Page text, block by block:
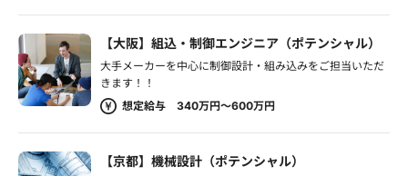
【大阪】組込・制御エンジニア（ポテンシャル）
大手メーカーを中心に制御設計・組み込みをご担当いただ
きます！！
想定給与 340万円～600万円
【京都】機械設計（ポテンシャル）